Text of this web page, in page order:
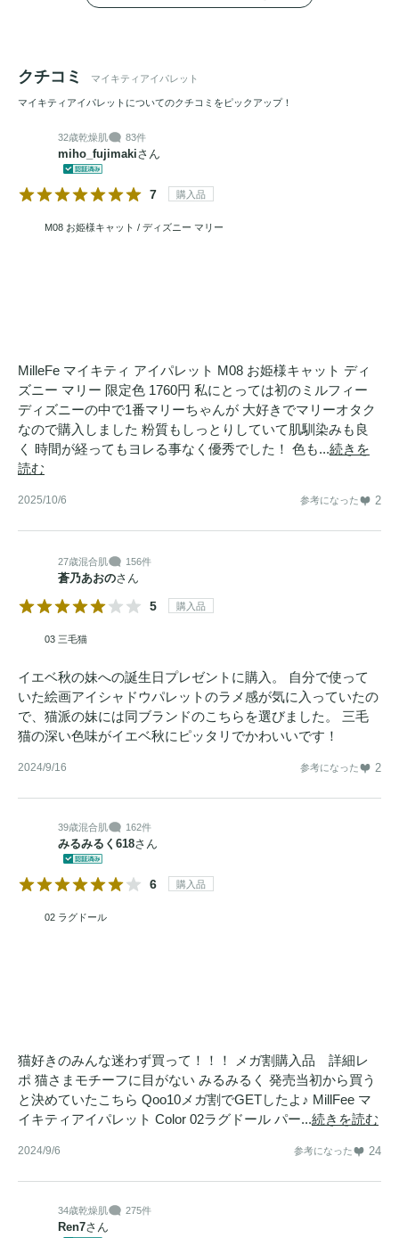
クチコミ マイキティアイパレット
マイキティアイパレットについてのクチコミをピックアップ！
32歳乾燥肌 83件
miho_fujimakiさん
7 購入品
M08 お姫様キャット / ディズニー マリー
MilleFe マイキティ アイパレット M08 お姫様キャット ディ
ズニー マリー 限定色 1760円 私にとっては初のミルフィー
ディズニーの中で1番マリーちゃんが 大好きでマリーオタク
なので購入しました 粉質もしっとりしていて肌馴染みも良
く 時間が経ってもヨレる事なく優秀でした！ 色も...続きを
読む
2025/10/6 参考になった 2
27歳混合肌 156件
蒼乃あおのさん
5 購入品
03 三毛猫
イエベ秋の妹への誕生日プレゼントに購入。 自分で使って
いた絵画アイシャドウパレットのラメ感が気に入っていたの
で、猫派の妹には同ブランドのこちらを選びました。 三毛
猫の深い色味がイエベ秋にピッタリでかわいいです！
2024/9/16 参考になった 2
39歳混合肌 162件
みるみるく618さん
6 購入品
02 ラグドール
猫好きのみんな迷わず買って！！！ メガ割購入品 詳細レ
ポ 猫さまモチーフに目がない みるみるく 発売当初から買う
と決めていたこちら Qoo10メガ割でGETしたよ♪ MillFee マ
イキティアイパレット Color 02ラグドール パー...続きを読む
2024/9/6 参考になった 24
34歳乾燥肌 275件
Ren7さん